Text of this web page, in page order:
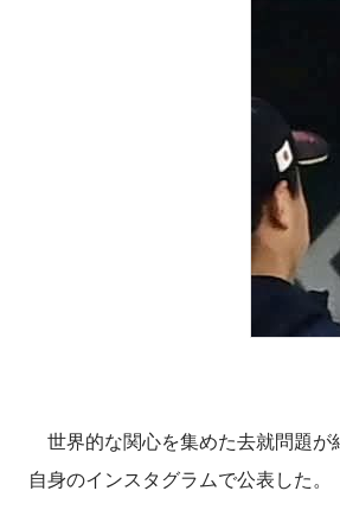
世界的な関心を集めた去就問題が
自身のインスタグラムで公表した。